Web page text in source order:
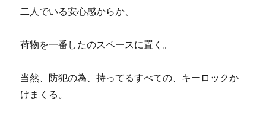
二人でいる安心感からか、
荷物を一番したのスペースに置く。
当然、防犯の為、持ってるすべての、キーロックか
けまくる。